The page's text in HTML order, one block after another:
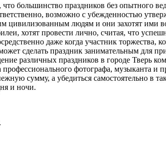
большинство праздников без опытного
возможно с убежденностью
цивилизованным людям и они захотят ими
хотят провести лично, считая, что
даже когда участник торжества,
сделать праздник занимательным для
различных праздников в городе Тверь
профессионального фотографа, музыканта
сумму, а убедиться самостоятельно в
и ночи.